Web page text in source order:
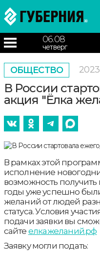
06.08
четверг
ОБЩЕСТВО
В России
акция "Ёлка
В рамках этой
исполнение
возможность
годы уже успешно
желаний от людей
статуса. Условия
подачи заявки вы
сайте елкажеланий.рф
Заявку могли подать: